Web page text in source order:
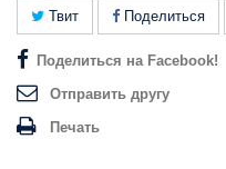
Твит Поделиться
Поделиться на Facebook!
Отправить другу
Печать